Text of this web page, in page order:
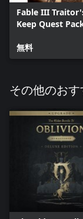
Fable III
Keep Quest
無料
その他のおす